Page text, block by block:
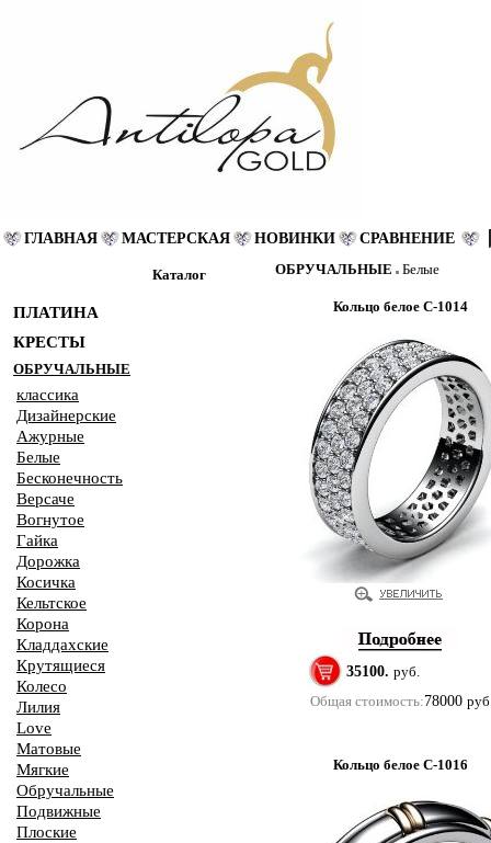
ГЛАВНАЯ МАСТЕРСКАЯ НОВИНКИ СРАВНЕНИЕ
Каталог
ПЛАТИНА
КРЕСТЫ
ОБРУЧАЛЬНЫЕ
классика
Дизайнерские
Ажурные
Белые
Бесконечность
Версаче
Вогнутое
Гайка
Дорожка
Косичка
Кельтское
Корона
Кладдахские
Крутящиеся
Колесо
Лилия
Love
Матовые
Мягкие
Обручальные
Подвижные
Плоские
ОБРУЧАЛЬНЫЕ Белые
Кольцо белое С-1014
35100. руб.
Общая стоимость:78000
Кольцо белое С-1016